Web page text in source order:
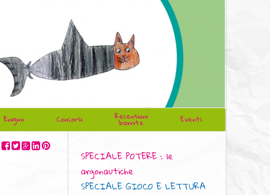
Enigmi Concorsi Recensioni
barrite Eventi
SPECIALE POTERE : le
argonautiche
SPECIALE GIOCO E LETTURA